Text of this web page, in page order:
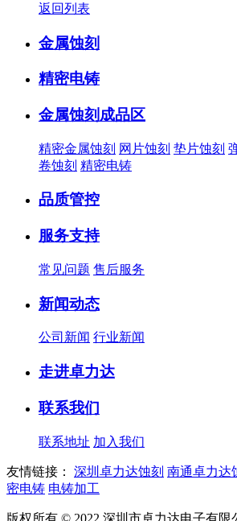
返回列表
金属蚀刻
精密电铸
金属蚀刻成品区
精密金属蚀刻 网片蚀刻 垫片蚀刻
卷蚀刻 精密电铸
品质管控
服务支持
常见问题 售后服务
新闻动态
公司新闻 行业新闻
走进卓力达
联系我们
联系地址 加入我们
友情链接： 深圳卓力达蚀刻 南通卓力达
密电铸 电铸加工
版权所有 © 2022 深圳市卓力达电子有限